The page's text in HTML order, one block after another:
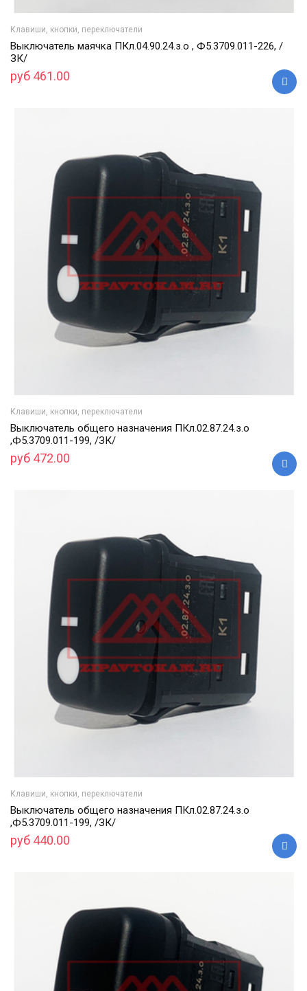
Клавиши, кнопки, переключатели
Выключатель маячка ПКл.04.90.24.з.о , Ф5.3709.011-226, /
ЗК/
руб 461.00
Клавиши, кнопки, переключатели
Выключатель общего назначения ПКл.02.87.24.з.о
,Ф5.3709.011-199, /ЗК/
руб 472.00
Клавиши, кнопки, переключатели
Выключатель общего назначения ПКл.02.87.24.з.о
,Ф5.3709.011-199, /ЗК/
руб 440.00